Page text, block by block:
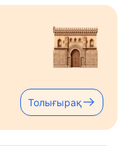
Толығырақ